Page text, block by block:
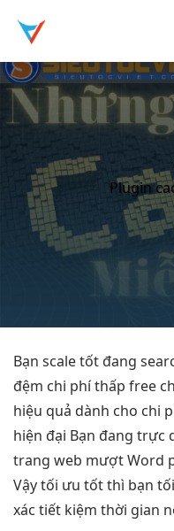
qua
nội
dung
Plugin
Bạn scale tốt đang
đệm chi phí thấp free
hiệu quả dành cho chi
hiện đại Bạn đang trực
trang web mượtWord
Vậytối ưu tốtthì bạn
xác tiết kiệm thời gian